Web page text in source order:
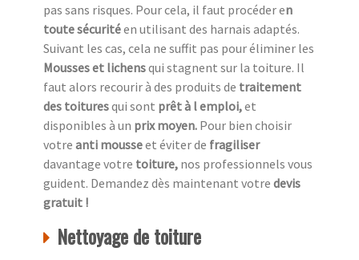
pas sans risques. Pour cela, il faut procéder en
toute sécuritéen utilisant des harnais adaptés.
Suivant les cas, cela ne suffit pas pour éliminer les
Mousses et lichensqui stagnent sur la toiture. Il
faut alors recourir à des produits de traitement
des toituresqui sont prêt à l emploi,et
disponibles à un prix moyen. Pour bien choisir
votre anti mousseet éviter de fragiliser
davantage votre toiture, nos professionnels vous
guident. Demandez dès maintenant votre devis
gratuit !
Nettoyage de toiture